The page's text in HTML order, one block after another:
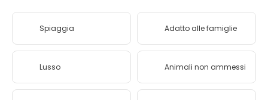
Spiaggia Adatto alle famiglie
Lusso Animali non ammessi